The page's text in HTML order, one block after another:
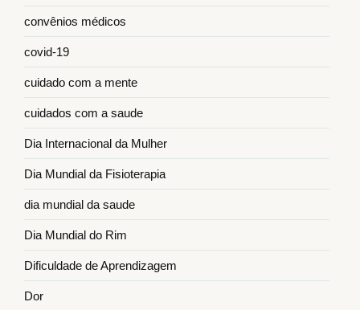
convênios médicos
covid-19
cuidado com a mente
cuidados com a saude
Dia Internacional da Mulher
Dia Mundial da Fisioterapia
dia mundial da saude
Dia Mundial do Rim
Dificuldade de Aprendizagem
Dor